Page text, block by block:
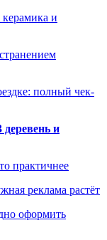
и
полный чек-
деревень и
практичнее
реклама растёт
оформить